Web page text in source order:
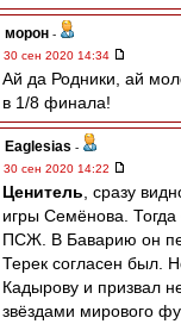
морон -
30 сен 2020 14:34
Ай да Родники, ай
в 1/8 финала!
Eaglesias -
30 сен 2020 14:22
Ценитель , сразу
игры Семёнова.
ПСЖ. В Баварию он
Терек согласен был.
Кадырову и призвал
звёздами мирового